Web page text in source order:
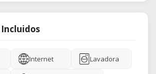
Internet Lavadora